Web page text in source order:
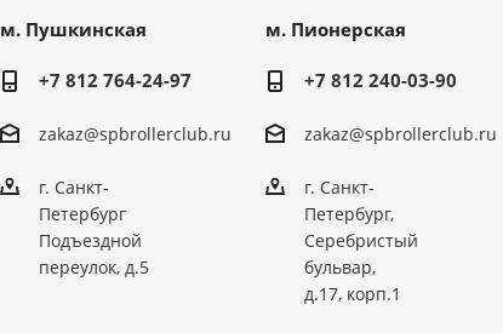
м. Пушкинская
+7 812 764-24-97
zakaz@spbrollerclub.ru
г. Санкт-
Петербург
Подъездной
переулок, д.5
м. Пионерская
+7 812 240-03-90
zakaz@spbrollerclub.ru
г. Санкт-
Петербург,
Серебристый
бульвар,
д.17, корп.1